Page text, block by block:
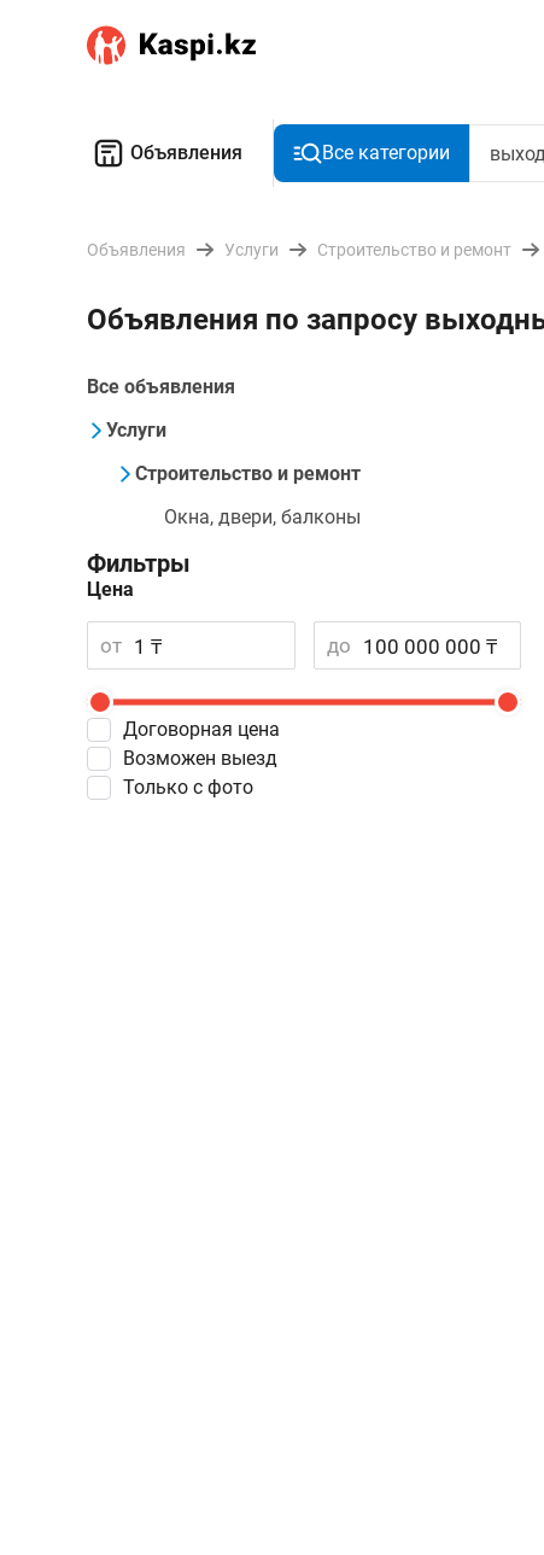
Объявления Все категории
Объявления Услуги Строительство и ремонт
Объявления по запросу
Все объявления
Услуги
Строительство и ремонт
Окна, двери, балконы
Фильтры
Цена
от до
Договорная цена
Возможен выезд
Только с фото